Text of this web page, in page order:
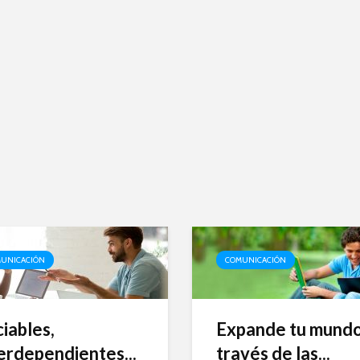
COMUNICACIÓN
Expande tu
través de las...